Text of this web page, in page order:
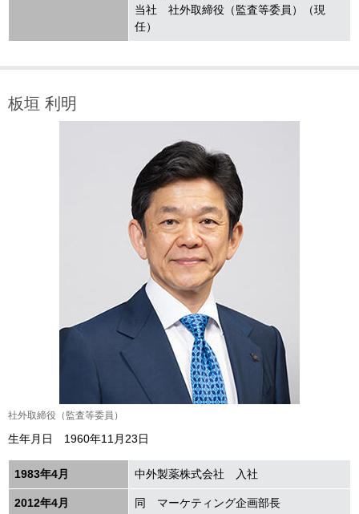
当社 社外取締役（監査等委員）（現
任）
板垣 利明
社外取締役（監査等委員）
生年月日 1960年11月23日
1983年4月 中外製薬株式会社 入社
2012年4月 同 マーケティング企画部長